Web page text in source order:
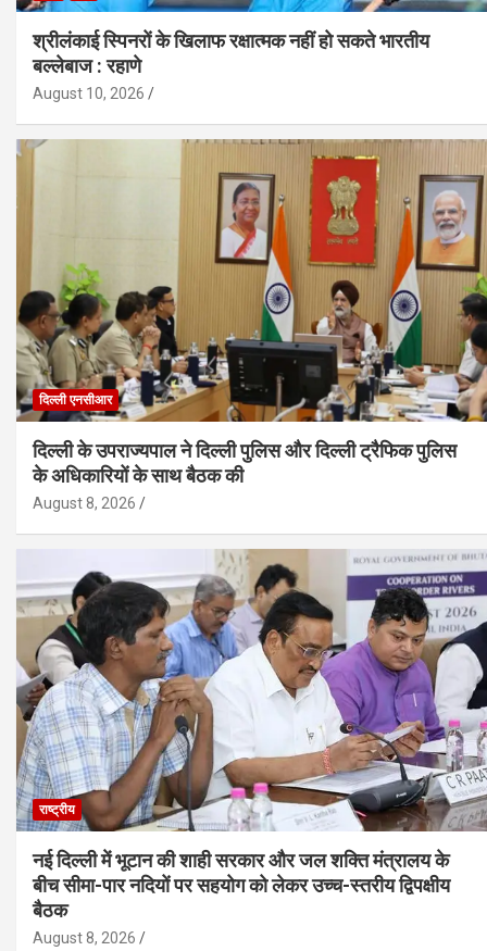
श्रीलंकाई स्पिनरों के खिलाफ रक्षात्मक नहीं हो सकते भारतीय
बल्लेबाज : रहाणे
August 10, 2026
दिल्ली एनसीआर
दिल्ली के उपराज्यपाल ने दिल्ली पुलिस और दिल्ली ट्रैफिक पुलिस
के अधिकारियों के साथ बैठक की
August 8, 2026
राष्ट्रीय
नई दिल्ली में भूटान की शाही सरकार और जल शक्ति मंत्रालय के
बीच सीमा-पार नदियों पर सहयोग को लेकर उच्च-स्तरीय द्विपक्षीय
बैठक
August 8, 2026